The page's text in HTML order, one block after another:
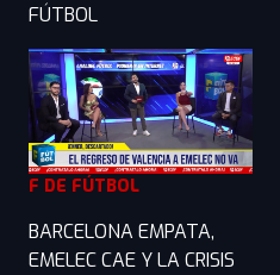
FÚTBOL
F DE FÚTBOL
BARCELONA EMPATA,
EMELEC CAE Y LA CRISIS